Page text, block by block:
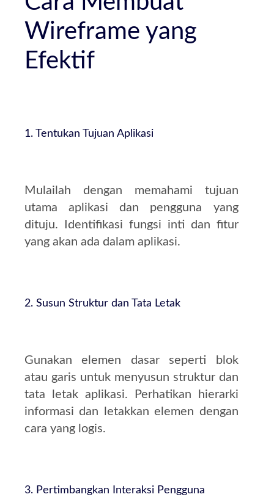
Wireframe yang
Efektif
1. Tentukan Tujuan Aplikasi
Mulailah dengan memahami tujuan
utama aplikasi dan pengguna yang
dituju. Identifikasi fungsi inti dan fitur
yang akan ada dalam aplikasi.
2. Susun Struktur dan Tata Letak
Gunakan elemen dasar seperti blok
atau garis untuk menyusun struktur dan
tata letak aplikasi. Perhatikan hierarki
informasi dan letakkan elemen dengan
cara yang logis.
3. Pertimbangkan Interaksi Pengguna